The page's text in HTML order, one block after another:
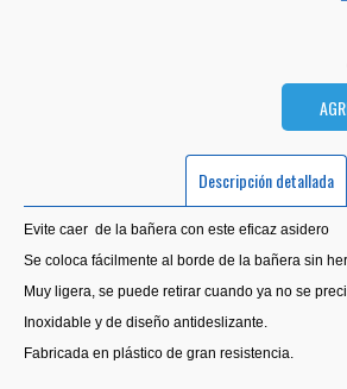
Descripción detallada
Evite caer de la bañera con este eficaz asidero
Se coloca fácilmente al borde de la bañera sin
Muy ligera, se puede retirar cuando ya no se
Inoxidable y de diseño antideslizante.
Fabricada en plástico de gran resistencia.